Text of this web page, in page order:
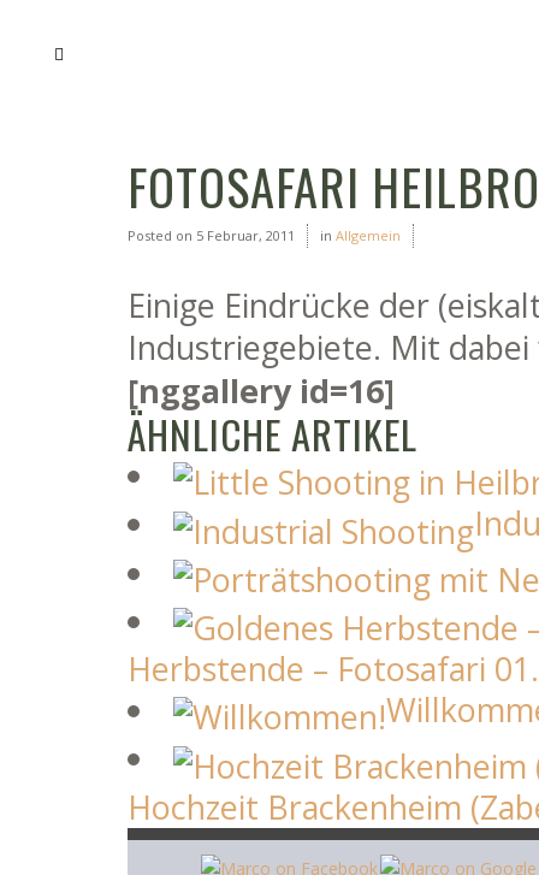
FOTOSAFARI
Posted on 5 Februar, 2011 in Allgemein
Einige Eindrücke der
Industriegebiete. Mit
[nggallery id=16]
ÄHNLICHE ARTIKEL
Herbstende – Fotosafari
Hochzeit Brackenheim